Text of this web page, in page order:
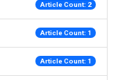
Article Count: 2
Article Count: 1
Article Count: 1